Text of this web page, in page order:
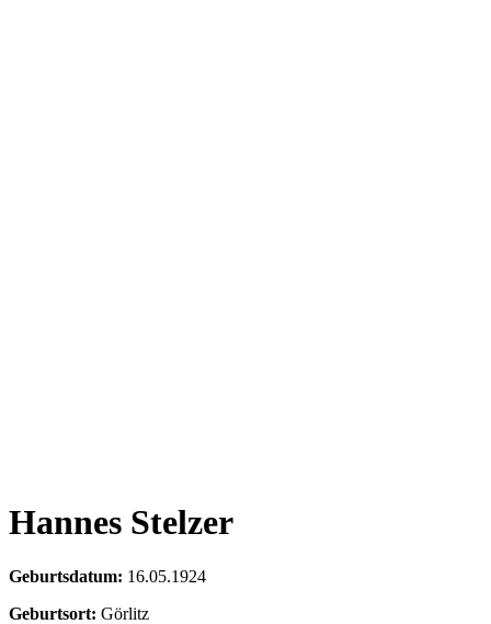
Hannes Stelzer
Geburtsdatum: 16.05.1924
Geburtsort: Görlitz